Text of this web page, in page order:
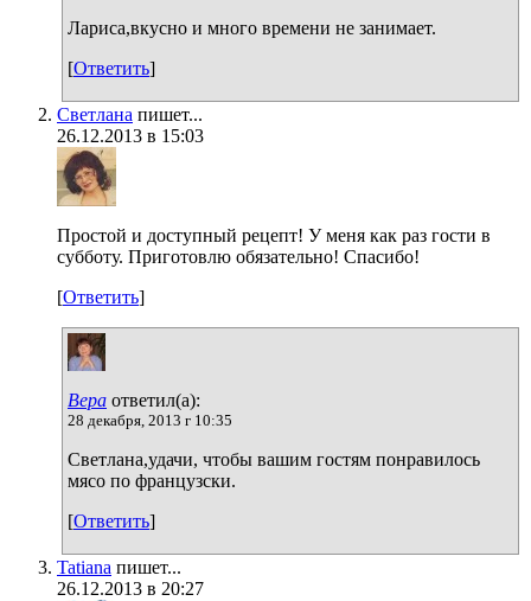
Лариса,вкусно и много времени не занимает.
[Ответить]
Светлана пишет...
26.12.2013 в 15:03
Простой и доступный рецепт! У меня как раз гости в
субботу. Приготовлю обязательно! Спасибо!
[Ответить]
Вера ответил(а):
28 декабря, 2013 г 10:35
Светлана,удачи, чтобы вашим гостям понравилось
мясо по французски.
[Ответить]
Tatiana пишет...
26.12.2013 в 20:27